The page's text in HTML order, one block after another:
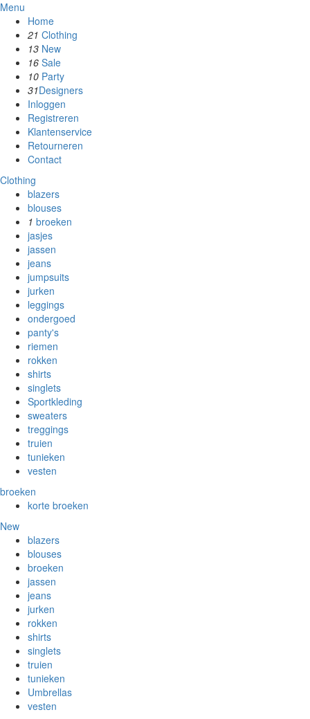
Menu
Home
21 Clothing
13 New
16 Sale
10 Party
31Designers
Inloggen
Registreren
Klantenservice
Retourneren
Contact
Clothing
blazers
blouses
1 broeken
jasjes
jassen
jeans
jumpsuits
jurken
leggings
ondergoed
panty's
riemen
rokken
shirts
singlets
Sportkleding
sweaters
treggings
truien
tunieken
vesten
broeken
korte broeken
New
blazers
blouses
broeken
jassen
jeans
jurken
rokken
shirts
singlets
truien
tunieken
Umbrellas
vesten